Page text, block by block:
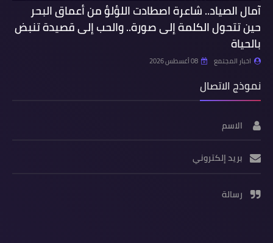
آمال الصياد.. شاعرة اصطادت اللؤلؤ من أعماق البحر
حين تتحول الكلمة إلى صورة.. والحب إلى قصيدة تنبض
بالحياة
اخبار المجتمع 08 أغسطس 2026
نموذج الاتصال
الاسم
بريد إلكتروني
رسالة